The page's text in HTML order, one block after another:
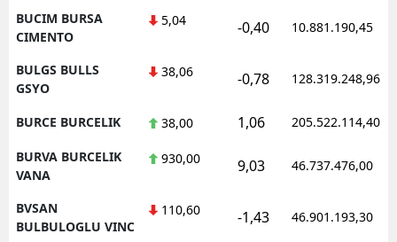
BUCIM BURSA
CIMENTO
5,04 -0,40 10.881.190,45
BULGS BULLS
GSYO
38,06 -0,78 128.319.248,96
BURCE BURCELIK 38,00 1,06 205.522.114,40
BURVA BURCELIK
VANA
930,00 9,03 46.737.476,00
BVSAN
BULBULOGLU VINC
110,60 -1,43 46.901.193,30